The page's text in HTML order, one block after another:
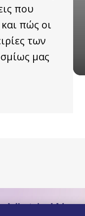
που
πώς οι
των
μας